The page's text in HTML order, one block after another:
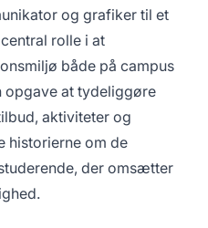
og grafiker til et
rolle i at
både på campus
opgave at tydeliggøre
aktiviteter og
historierne om de
der omsætter